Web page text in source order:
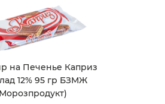
на Печенье Каприз
12% 95 гр БЗМЖ